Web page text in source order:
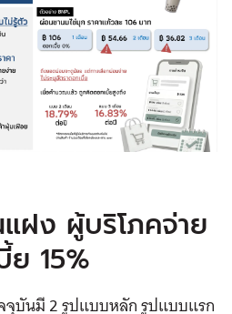
ฝง ผู้บริโภคจ่าย
ย 15%
จุบันมี 2 รูปแบบหลัก รูปแบบแรก